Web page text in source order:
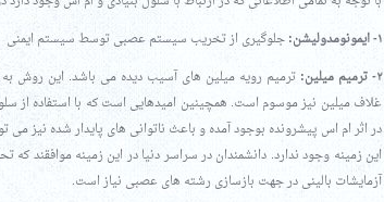
۱- ایمونومدولیشن:
جلوگیری از تخریب سیستم عصبی توسط سیستم ایمنی
۲- ترمیم میلین:
ترمیم رویه میلین های آسیب دیده می باشد. این روش
غلاف میلین نیز موسوم است. همچینین امیدهایی است که با استفاده از
در اثر ام اس پیشرونده بوجود آمده و باعث ناتوانی های پایدار شده نیز می
این زمینه وجود ندارد. دانشمندان در سراسر دنیا در این زمینه موافقند
آزمایشات بالینی در جهت بازسازی رشته های عصبی نیاز است.